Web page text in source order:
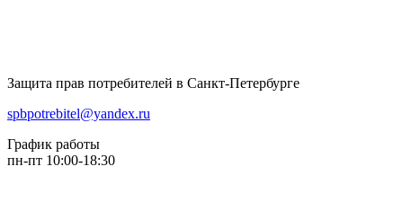
Защита прав потребителей в Санкт-Петербурге
spbpotrebitel@yandex.ru
График работы
пн-пт 10:00-18:30